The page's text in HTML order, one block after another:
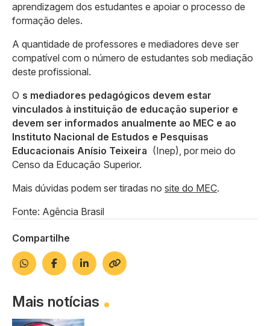
aprendizagem dos estudantes e apoiar o processo de
formação deles.
A quantidade de professores e mediadores deve ser
compatível com o número de estudantes sob mediação
deste profissional.
O s mediadores pedagógicos devem estar
vinculados à instituição de educação superior e
devem ser informados anualmente ao MEC e ao
Instituto Nacional de Estudos e Pesquisas
Educacionais Anísio Teixeira (Inep), por meio do
Censo da Educação Superior.
Mais dúvidas podem ser tiradas no site do MEC.
Fonte: Agência Brasil
Compartilhe
Mais notícias